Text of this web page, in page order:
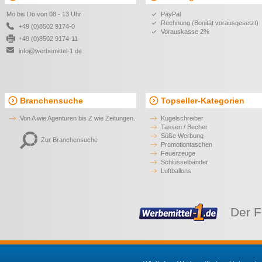
Mo bis Do von 08 - 13 Uhr
+49 (0)8502 9174-0
+49 (0)8502 9174-11
info@werbemittel-1.de
PayPal
Rechnung (Bonität vorausgesetzt)
Vorauskasse 2%
Branchensuche
Von A wie Agenturen bis Z wie Zeitungen.
Zur Branchensuche
Topseller-Kategorien
Kugelschreiber
Tassen / Becher
Süße Werbung
Promotiontaschen
Feuerzeuge
Schlüsselbänder
Luftballons
Der